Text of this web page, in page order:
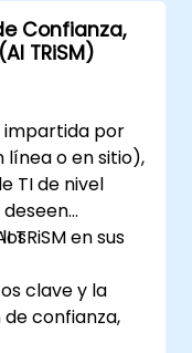
y entienden
utilizando
WAFs,
y ejemplos
adquieren las
de
basadas
en
Confianza,
TRiSM)
impartida por
o en sitio),
TI de nivel
en sus
clave y la
confianza,